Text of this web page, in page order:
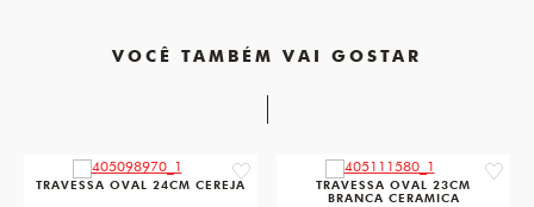
VOCÊ TAMBÉM VAI GOSTAR
favorite
TRAVESSA OVAL 24CM CEREJA TRAVESSA OVAL 23CM
BRANCA CERAMICA